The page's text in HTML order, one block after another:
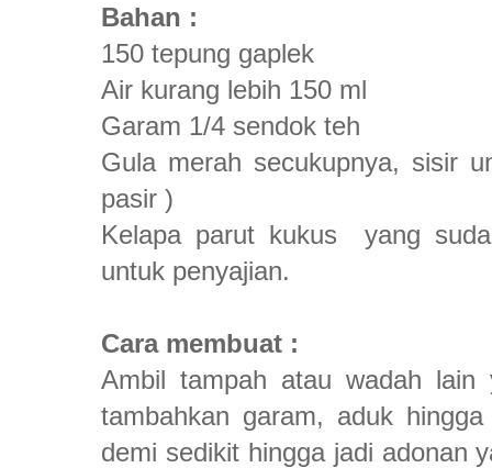
Bahan :
150 tepung gaplek
Air kurang lebih 150 ml
Garam 1/4 sendok teh
Gula merah secukupnya, sisir
pasir )
Kelapa parut kukus yang
untuk penyajian.
Cara membuat :
Ambil tampah atau wadah lain
tambahkan garam, aduk
demi sedikit hingga jadi adonan